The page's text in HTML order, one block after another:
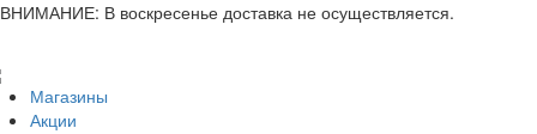
ВНИМАНИЕ: В воскресенье доставка не осуществляется.
Магазины
Акции